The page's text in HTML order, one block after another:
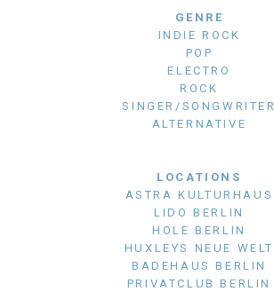
GENRE
INDIE ROCK
POP
ELECTRO
ROCK
SINGER/SONGWRITER
ALTERNATIVE
LOCATIONS
ASTRA KULTURHAUS
LIDO BERLIN
HOLE BERLIN
HUXLEYS NEUE WELT
BADEHAUS BERLIN
PRIVATCLUB BERLIN